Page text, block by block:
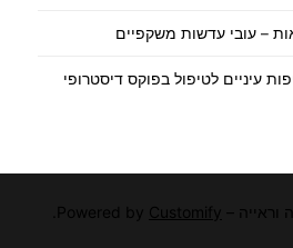
– עובי עדשות משקפיים
Customify